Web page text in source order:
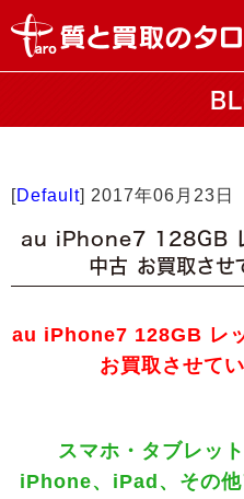
[Default] 2017年06月23日
au iPhone7 128GB
中古 お買取させ
au iPhone7 128GB レ
お買取させて
スマホ・タブレッ
iPhone、iPad、その